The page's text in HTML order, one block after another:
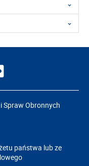
Spraw Obronnych
państwa lub ze